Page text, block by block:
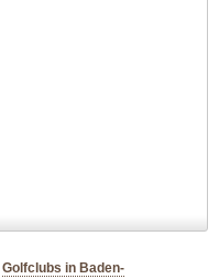
Golfclubs in Baden-